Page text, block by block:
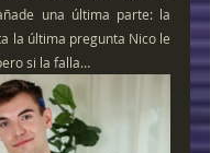
una última parte: la
la última pregunta Nico le
si la falla…